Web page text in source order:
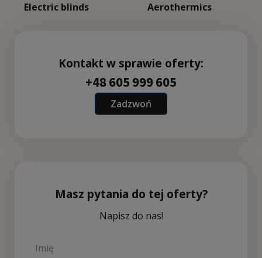
Electric blinds Aerothermics
Kontakt w sprawie oferty:
+48 605 999 605
Zadzwoń
Masz pytania do tej oferty?
Napisz do nas!